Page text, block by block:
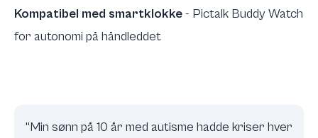
Kompatibel med smartklokke- Pictalk Buddy Watch
for autonomi på håndleddet
"Min sønn på 10 år med autisme hadde kriser hver